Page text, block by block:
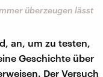
überzeugen lässt
an, um zu testen,
Geschichte über
Der Versuch